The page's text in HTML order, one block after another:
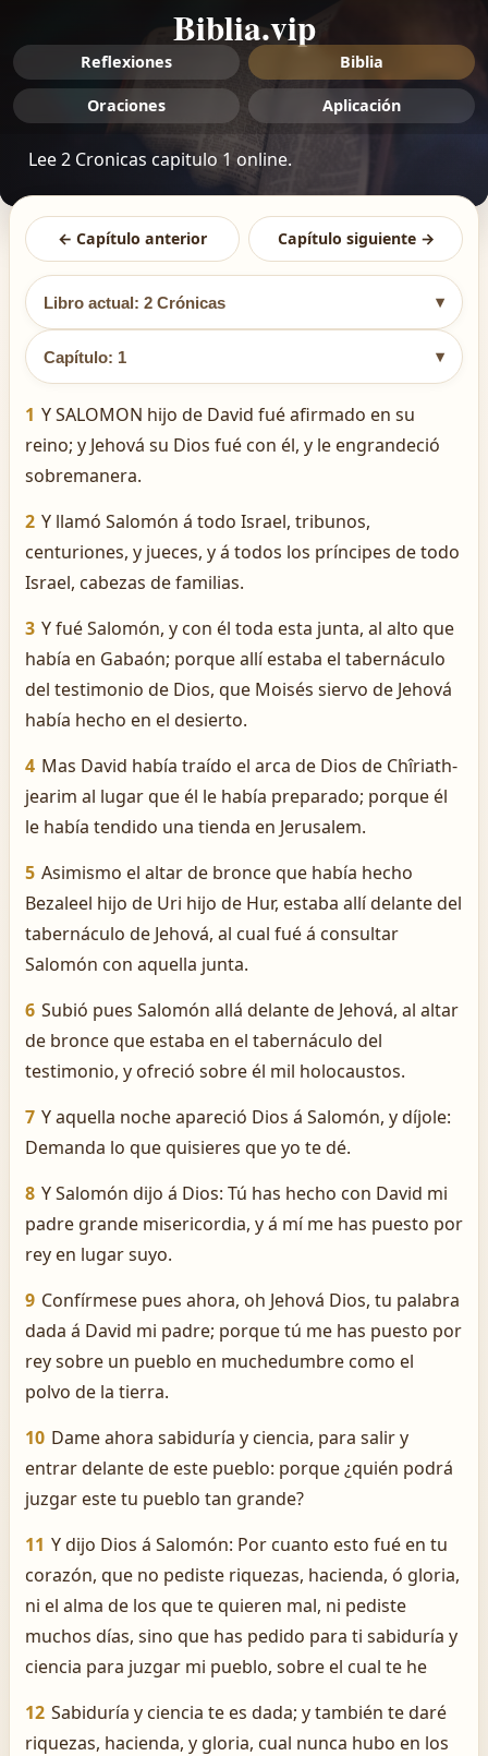
Biblia.vip
Reflexiones Biblia
Oraciones Aplicación
Lee 2 Cronicas capitulo 1 online.
← Capítulo anterior Capítulo siguiente →
Libro actual: 2 Crónicas ▾
Capítulo: 1 ▾
1 Y SALOMON hijo de David fué afirmado en su
reino; y Jehová su Dios fué con él, y le engrandeció
sobremanera.
2 Y llamó Salomón á todo Israel, tribunos,
centuriones, y jueces, y á todos los príncipes de todo
Israel, cabezas de familias.
3 Y fué Salomón, y con él toda esta junta, al alto que
había en Gabaón; porque allí estaba el tabernáculo
del testimonio de Dios, que Moisés siervo de Jehová
había hecho en el desierto.
4 Mas David había traído el arca de Dios de Chîriath-
jearim al lugar que él le había preparado; porque él
le había tendido una tienda en Jerusalem.
5 Asimismo el altar de bronce que había hecho
Bezaleel hijo de Uri hijo de Hur, estaba allí delante del
tabernáculo de Jehová, al cual fué á consultar
Salomón con aquella junta.
6 Subió pues Salomón allá delante de Jehová, al altar
de bronce que estaba en el tabernáculo del
testimonio, y ofreció sobre él mil holocaustos.
7 Y aquella noche apareció Dios á Salomón, y díjole:
Demanda lo que quisieres que yo te dé.
8 Y Salomón dijo á Dios: Tú has hecho con David mi
padre grande misericordia, y á mí me has puesto por
rey en lugar suyo.
9 Confírmese pues ahora, oh Jehová Dios, tu palabra
dada á David mi padre; porque tú me has puesto por
rey sobre un pueblo en muchedumbre como el
polvo de la tierra.
10 Dame ahora sabiduría y ciencia, para salir y
entrar delante de este pueblo: porque ¿quién podrá
juzgar este tu pueblo tan grande?
11 Y dijo Dios á Salomón: Por cuanto esto fué en tu
corazón, que no pediste riquezas, hacienda, ó gloria,
ni el alma de los que te quieren mal, ni pediste
muchos días, sino que has pedido para ti sabiduría y
ciencia para juzgar mi pueblo, sobre el cual te he
12 Sabiduría y ciencia te es dada; y también te daré
riquezas, hacienda, y gloria, cual nunca hubo en los